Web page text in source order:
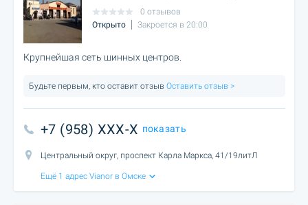
0 отзывов
Открыто
Закроется в 20:00
Крупнейшая сеть шинных центров.
Будьте первым, кто оставит отзыв Оставить отзыв >
+7 (958) XXX-X показать
Центральный округ, проспект Карла Маркса, 41/19литЛ
Ещё 1 адрес Vianor в Омске